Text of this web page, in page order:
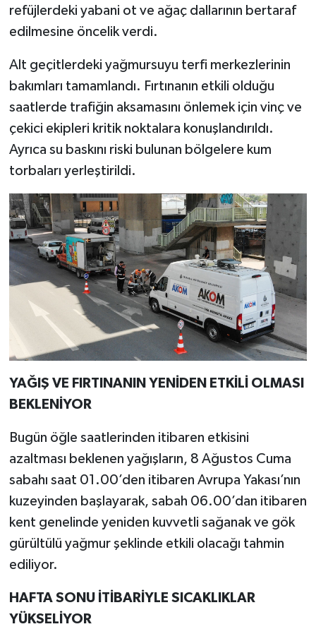
refüjlerdeki yabani ot ve ağaç dallarının bertaraf
edilmesine öncelik verdi.
Alt geçitlerdeki yağmursuyu terfi merkezlerinin
bakımları tamamlandı. Fırtınanın etkili olduğu
saatlerde trafiğin aksamasını önlemek için vinç ve
çekici ekipleri kritik noktalara konuşlandırıldı.
Ayrıca su baskını riski bulunan bölgelere kum
torbaları yerleştirildi.
YAĞIŞ VE FIRTINANIN YENİDEN ETKİLİ OLMASI
BEKLENİYOR
Bugün öğle saatlerinden itibaren etkisini
azaltması beklenen yağışların, 8 Ağustos Cuma
sabahı saat 01.00’den itibaren Avrupa Yakası’nın
kuzeyinden başlayarak, sabah 06.00’dan itibaren
kent genelinde yeniden kuvvetli sağanak ve gök
gürültülü yağmur şeklinde etkili olacağı tahmin
ediliyor.
HAFTA SONU İTİBARİYLE SICAKLIKLAR
YÜKSELİYOR